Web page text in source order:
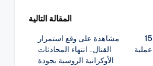
نقل 157
المقالة التالية
مشاهدة على وقع استمرار
القتال.. انتهاء المحادثات
الأوكرانية الروسية بجودة